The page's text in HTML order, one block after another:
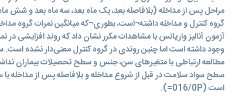
مراحل پس از مداخله (بلافاصله بعد، یک ماه بعد، سه ماه بعد و شش
گروه کنترل و مداخله داشته¬است، بطوری¬که میانگین نمرات گروه
آزمون آنالیز واریانس با مشاهدات مکرر نشان داد که روند افزایشی
وجود داشته است اما چنین روندی در گروه کنترل معنی‌دار نشده
مطالعه ارتباطی با متغیرهای سن، جنس و سطح تحصیلات بیماران
سطح سواد سلامت در قبل از شروع مداخله و بلافاصله پس از مداخله
است (016/0P=).